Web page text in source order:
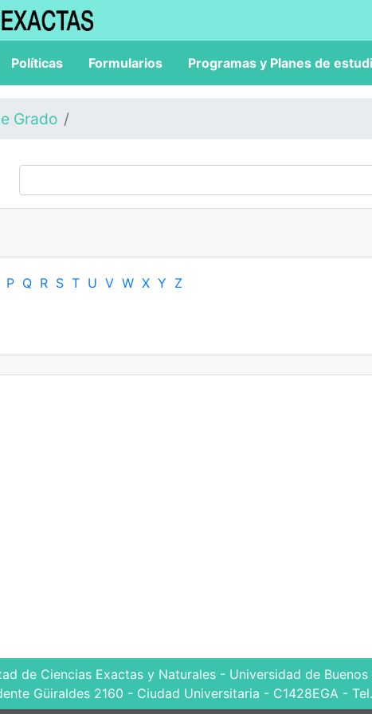
Políticas Formularios Programas y Planes de
Grado
P Q R S T U V W X Y Z
de Ciencias Exactas y Naturales - Universidad de
Güiraldes 2160 - Ciudad Universitaria - C1428EGA -